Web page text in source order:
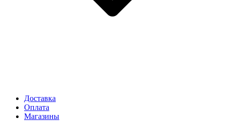
Доставка
Оплата
Магазины